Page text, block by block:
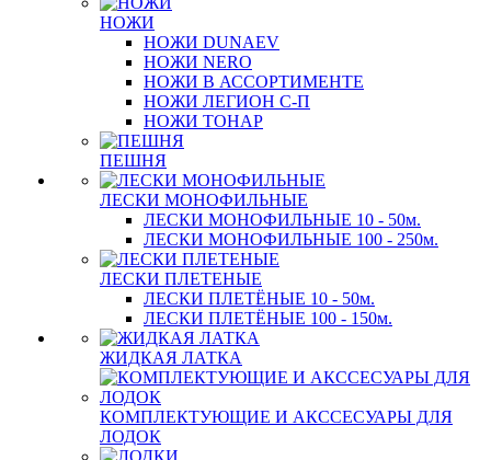
НОЖИ
НОЖИ DUNAEV
НОЖИ NERO
НОЖИ В АССОРТИМЕНТЕ
НОЖИ ЛЕГИОН С-П
НОЖИ ТОНАР
ПЕШНЯ
ЛЕСКИ МОНОФИЛЬНЫЕ
ЛЕСКИ МОНОФИЛЬНЫЕ 10 - 50м.
ЛЕСКИ МОНОФИЛЬНЫЕ 100 - 250м.
ЛЕСКИ ПЛЕТЕНЫЕ
ЛЕСКИ ПЛЕТЁНЫЕ 10 - 50м.
ЛЕСКИ ПЛЕТЁНЫЕ 100 - 150м.
ЖИДКАЯ ЛАТКА
КОМПЛЕКТУЮЩИЕ И АКССЕСУАРЫ ДЛЯ
ЛОДОК